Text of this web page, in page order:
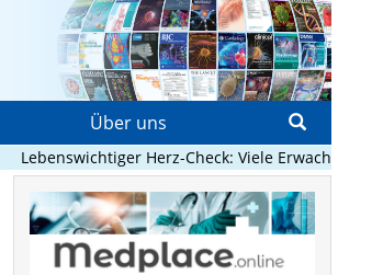
Über uns
Lebenswichtiger Herz-Check: Viele Erwachsene